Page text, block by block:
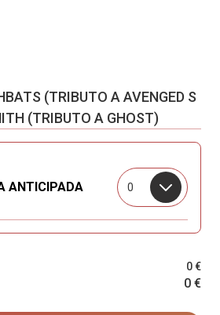
(TRIBUTO A AVENGED S
(TRIBUTO A GHOST)
ANTICIPADA 0
0 €
0 €